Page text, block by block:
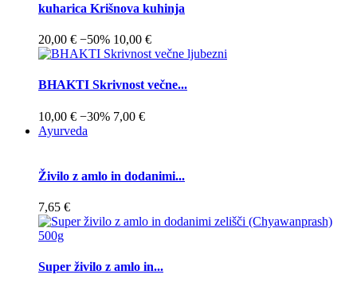
kuharica Krišnova kuhinja
20,00 € −50% 10,00 €
BHAKTI Skrivnost večne...
10,00 € −30% 7,00 €
Ayurveda
Živilo z amlo in dodanimi...
7,65 €
Super živilo z amlo in...